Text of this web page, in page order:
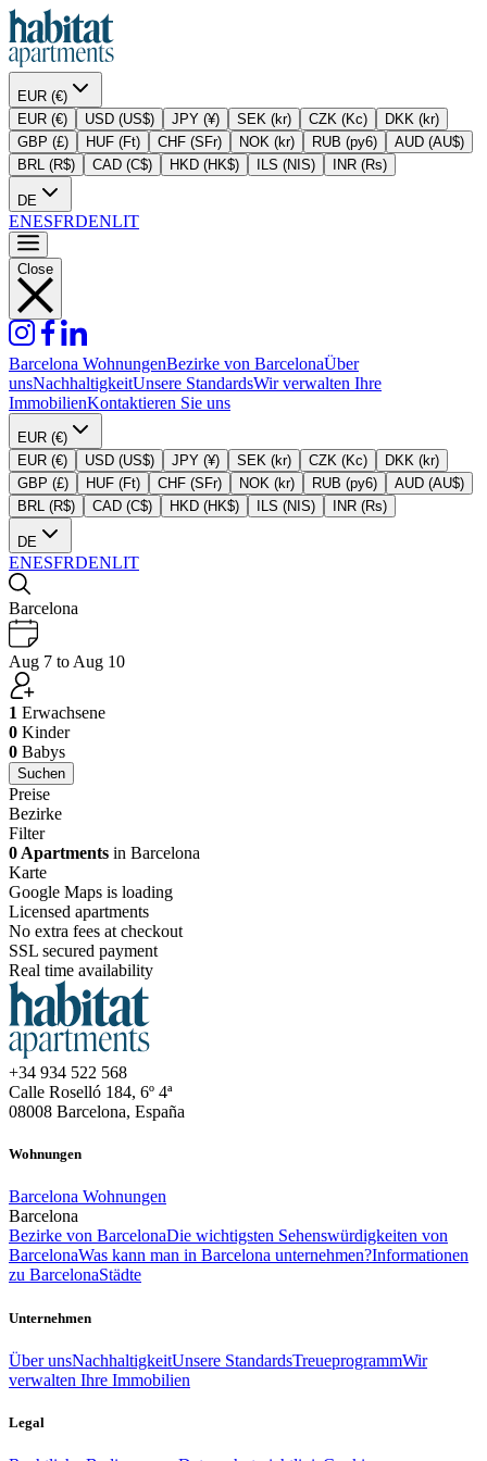
EUR (€)
EUR (€)
USD (US$) JPY (¥) SEK (kr) CZK (Kc)
DKK (kr)
GBP (£)
HUF (Ft) CHF (SFr) NOK (kr) RUB (py6)
AUD (AU$)
BRL (R$)
CAD (C$) HKD (HK$) ILS (NIS) INR (Rs)
DE
ENESFRDENLIT
Close
Barcelona WohnungenBezirke von BarcelonaÜber
unsNachhaltigkeitUnsere StandardsWir verwalten Ihre
ImmobilienKontaktieren Sie uns
EUR (€)
EUR (€)
USD (US$) JPY (¥) SEK (kr) CZK (Kc)
DKK (kr)
GBP (£)
HUF (Ft) CHF (SFr) NOK (kr) RUB (py6)
AUD (AU$)
BRL (R$)
CAD (C$) HKD (HK$) ILS (NIS) INR (Rs)
DE
ENESFRDENLIT
Barcelona
Aug 7 to Aug 10
1 Erwachsene
0 Kinder
0 Babys
Suchen
Preise
Bezirke
Filter
0 Apartments in Barcelona
Karte
Google Maps is loading
Licensed apartments
No extra fees at checkout
SSL secured payment
Real time availability
+34 934 522 568
Calle Roselló 184, 6º 4ª
08008 Barcelona, España
Wohnungen
Barcelona Wohnungen
Barcelona
Bezirke von BarcelonaDie wichtigsten Sehenswürdigkeiten von
BarcelonaWas kann man in Barcelona unternehmen?Informationen
zu BarcelonaStädte
Unternehmen
Über unsNachhaltigkeitUnsere StandardsTreueprogrammWir
verwalten Ihre Immobilien
Legal